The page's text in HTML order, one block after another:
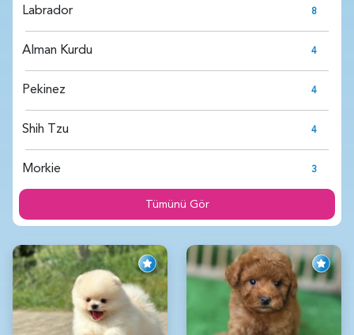
Labrador 8
Alman Kurdu 4
Pekinez 4
Shih Tzu 4
Morkie 3
Tümünü Gör